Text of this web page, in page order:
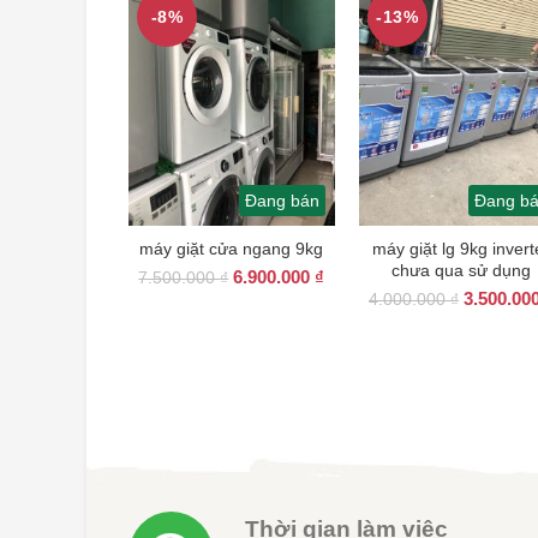
Đang bán
-8%
máy giặt cửa ngang 9kg
7.500.000₫ Giá
6.900.000 ₫
Đang
-13%
máy giặt lg 9kg
chưa qua sử dụng
4.000.000₫ Giá
Thời gian làm việc